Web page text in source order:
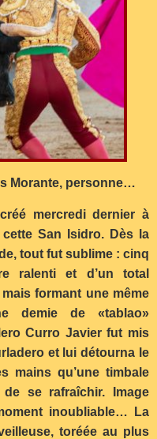
Morante, personne…
mercredi dernier à
cette San Isidro. Dès la
tout fut sublime : cinq
ralenti et d’un total
formant une même
demie de «tablao»
Curro Javier fut mis
et lui détourna le
mains qu’une timbale
se rafraîchir. Image
inoubliable… La
toréée au plus